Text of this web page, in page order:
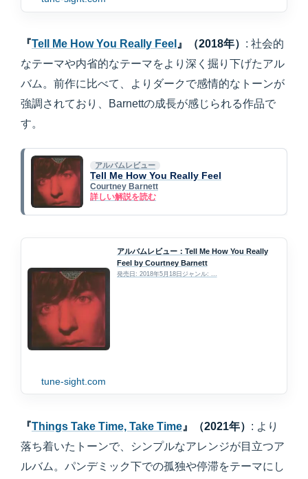
『Tell Me How You Really Feel 』（2018年） : 社会的
なテーマや内省的なテーマをより深く掘り下げたアル
バム。前作に比べて、よりダークで感情的なトーンが
強調されており、Barnettの成長が感じられる作品で
す。
アルバムレビュー
Tell Me How You Really Feel
Courtney Barnett
詳しい解説を読む
アルバムレビュー：Tell Me How You Really
Feel by Courtney Barnett
発売日: 2018年5月18日ジャンル: ...
tune-sight.com
『Things Take Time, Take Time 』（2021年） : より
落ち着いたトーンで、シンプルなアレンジが目立つア
ルバム。パンデミック下での孤独や停滞をテーマにし